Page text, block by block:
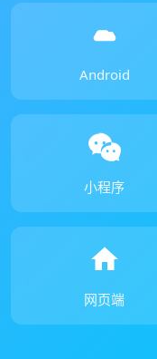
Android
小程序
网页端